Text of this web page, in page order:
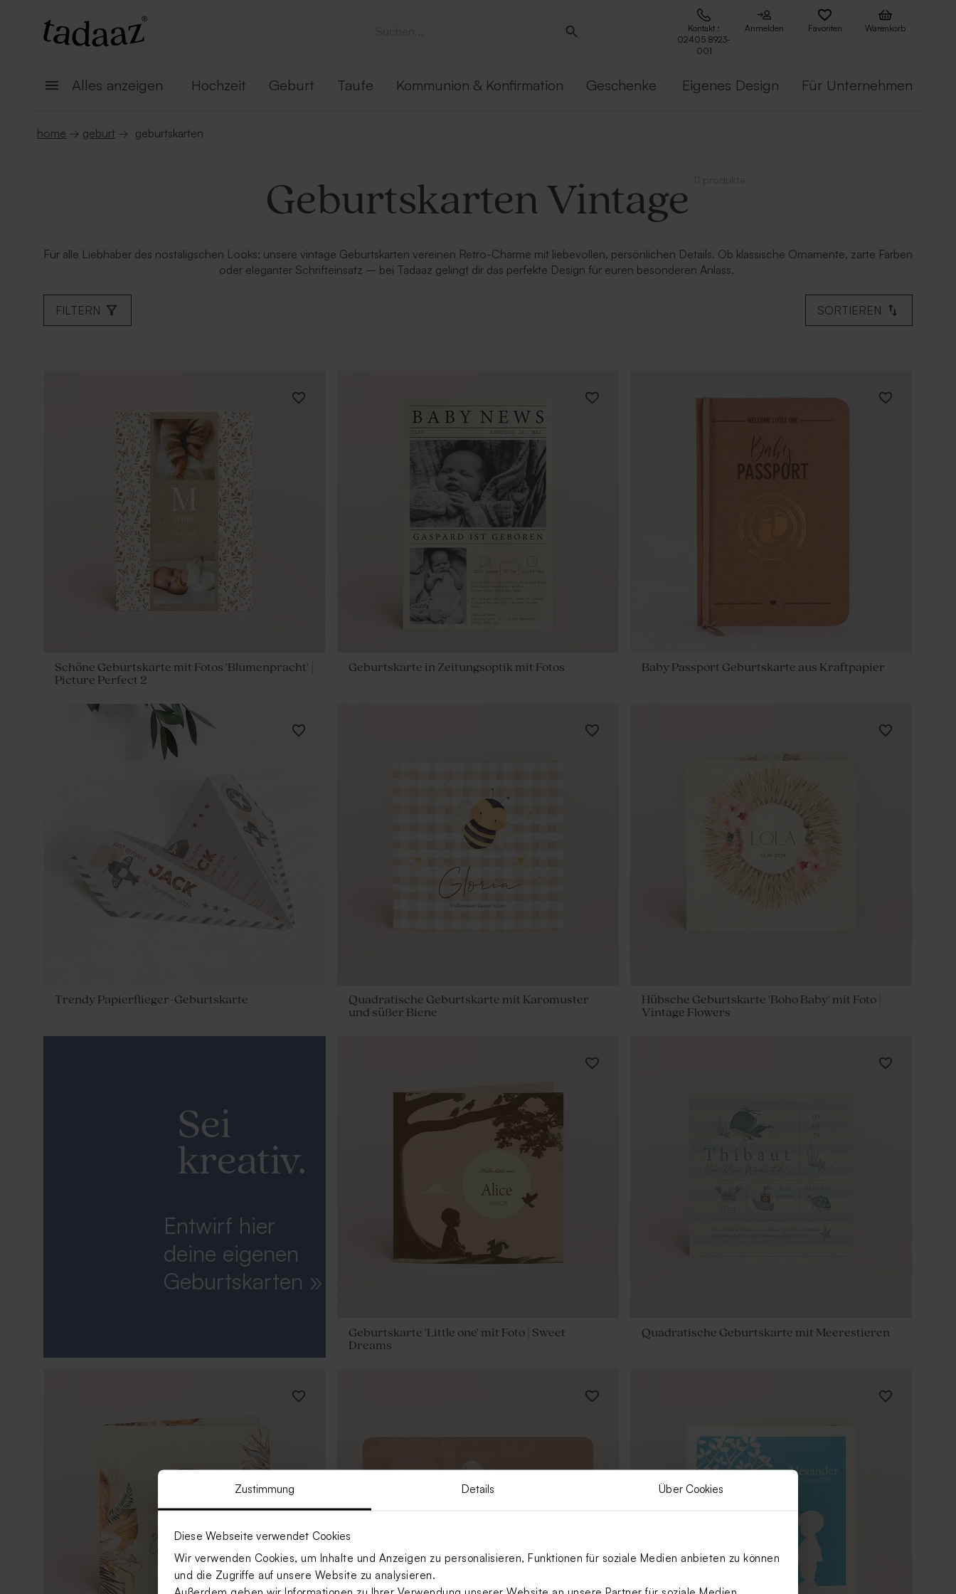
Zustimmung Details Über Cookies
Diese Webseite verwendet Cookies
Wir verwenden Cookies, um Inhalte und Anzeigen zu personalisieren, Funktionen für soziale Medien anbieten zu können
und die Zugriffe auf unsere Website zu analysieren.
Kontakt :
02405 8923-
001
Anmelden Favoriten Warenkorb
Alles anzeigen Hochzeit Geburt Taufe Kommunion & Konfirmation Geschenke Eigenes Design Für Unternehmen
home → geburt → geburtskarten
Geburtskarten Vintage
Für alle Liebhaber des nostaligschen Looks: unsere vintage Geburtskarten vereinen Retro-Charme mit liebevollen, persönlichen Details. Ob klassische Ornamente, zarte Farben
oder eleganter Schrifteinsatz – bei Tadaaz gelingt dir das perfekte Design für euren besonderen Anlass.
FILTERN SORTIEREN
Sei
kreativ.
Entwirf hier
deine eigenen
Geburtskarten »
Schöne Geburtskarte mit Fotos 'Blumenpracht' |
Picture Perfect 2
Geburtskarte in Zeitungsoptik mit Fotos Baby Passport Geburtskarte aus Kraftpapier
Trendy Papierflieger-Geburtskarte
Quadratische Geburtskarte mit Karomuster
und süßer Biene
Hübsche Geburtskarte 'Boho Baby' mit Foto |
Vintage Flowers
Geburtskarte 'Little one' mit Foto | Sweet
Dreams
Quadratische Geburtskarte mit Meerestieren